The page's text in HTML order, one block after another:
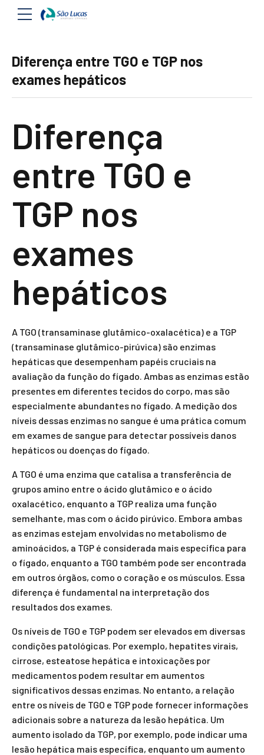
Diferença entre TGO e TGP nos
exames hepáticos
Diferença
entre TGO e
TGP nos
exames
hepáticos
A TGO (transaminase glutâmico-oxalacética) e a TGP
(transaminase glutâmico-pirúvica) são enzimas
hepáticas que desempenham papéis cruciais na
avaliação da função do fígado. Ambas as enzimas estão
presentes em diferentes tecidos do corpo, mas são
especialmente abundantes no fígado. A medição dos
níveis dessas enzimas no sangue é uma prática comum
em exames de sangue para detectar possíveis danos
hepáticos ou doenças do fígado.
A TGO é uma enzima que catalisa a transferência de
grupos amino entre o ácido glutâmico e o ácido
oxalacético, enquanto a TGP realiza uma função
semelhante, mas com o ácido pirúvico. Embora ambas
as enzimas estejam envolvidas no metabolismo de
aminoácidos, a TGP é considerada mais específica para
o fígado, enquanto a TGO também pode ser encontrada
em outros órgãos, como o coração e os músculos. Essa
diferença é fundamental na interpretação dos
resultados dos exames.
Os níveis de TGO e TGP podem ser elevados em diversas
condições patológicas. Por exemplo, hepatites virais,
cirrose, esteatose hepática e intoxicações por
medicamentos podem resultar em aumentos
significativos dessas enzimas. No entanto, a relação
entre os níveis de TGO e TGP pode fornecer informações
adicionais sobre a natureza da lesão hepática. Um
aumento isolado da TGP, por exemplo, pode indicar uma
lesão hepática mais específica, enquanto um aumento